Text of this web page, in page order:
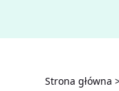
Strona główna